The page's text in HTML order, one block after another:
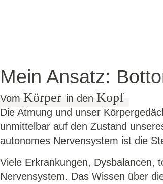
Mein Ansatz:
Vom Körper in den Kopf
Die Atmung und unser
unmittelbar auf den Zustand
autonomes Nervensystem ist die
Viele Erkrankungen, Dysbalancen,
Nervensystem. Das Wissen über